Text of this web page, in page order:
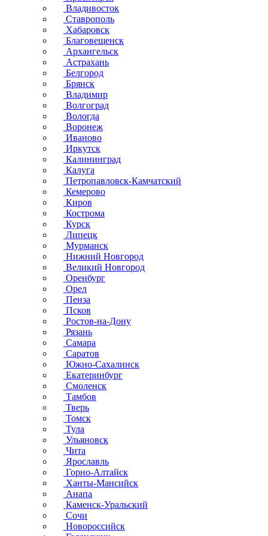
Владивосток
Ставрополь
Хабаровск
Благовещенск
Архангельск
Астрахань
Белгород
Брянск
Владимир
Волгоград
Вологда
Воронеж
Иваново
Иркутск
Калининград
Калуга
Петропавловск-Камчатский
Кемерово
Киров
Кострома
Курск
Липецк
Мурманск
Нижний Новгород
Великий Новгород
Оренбург
Орел
Пенза
Псков
Ростов-на-Дону
Рязань
Самара
Саратов
Южно-Сахалинск
Екатеринбург
Смоленск
Тамбов
Тверь
Томск
Тула
Ульяновск
Чита
Ярославль
Горно-Алтайск
Ханты-Мансийск
Анапа
Каменск-Уральский
Сочи
Новороссийск